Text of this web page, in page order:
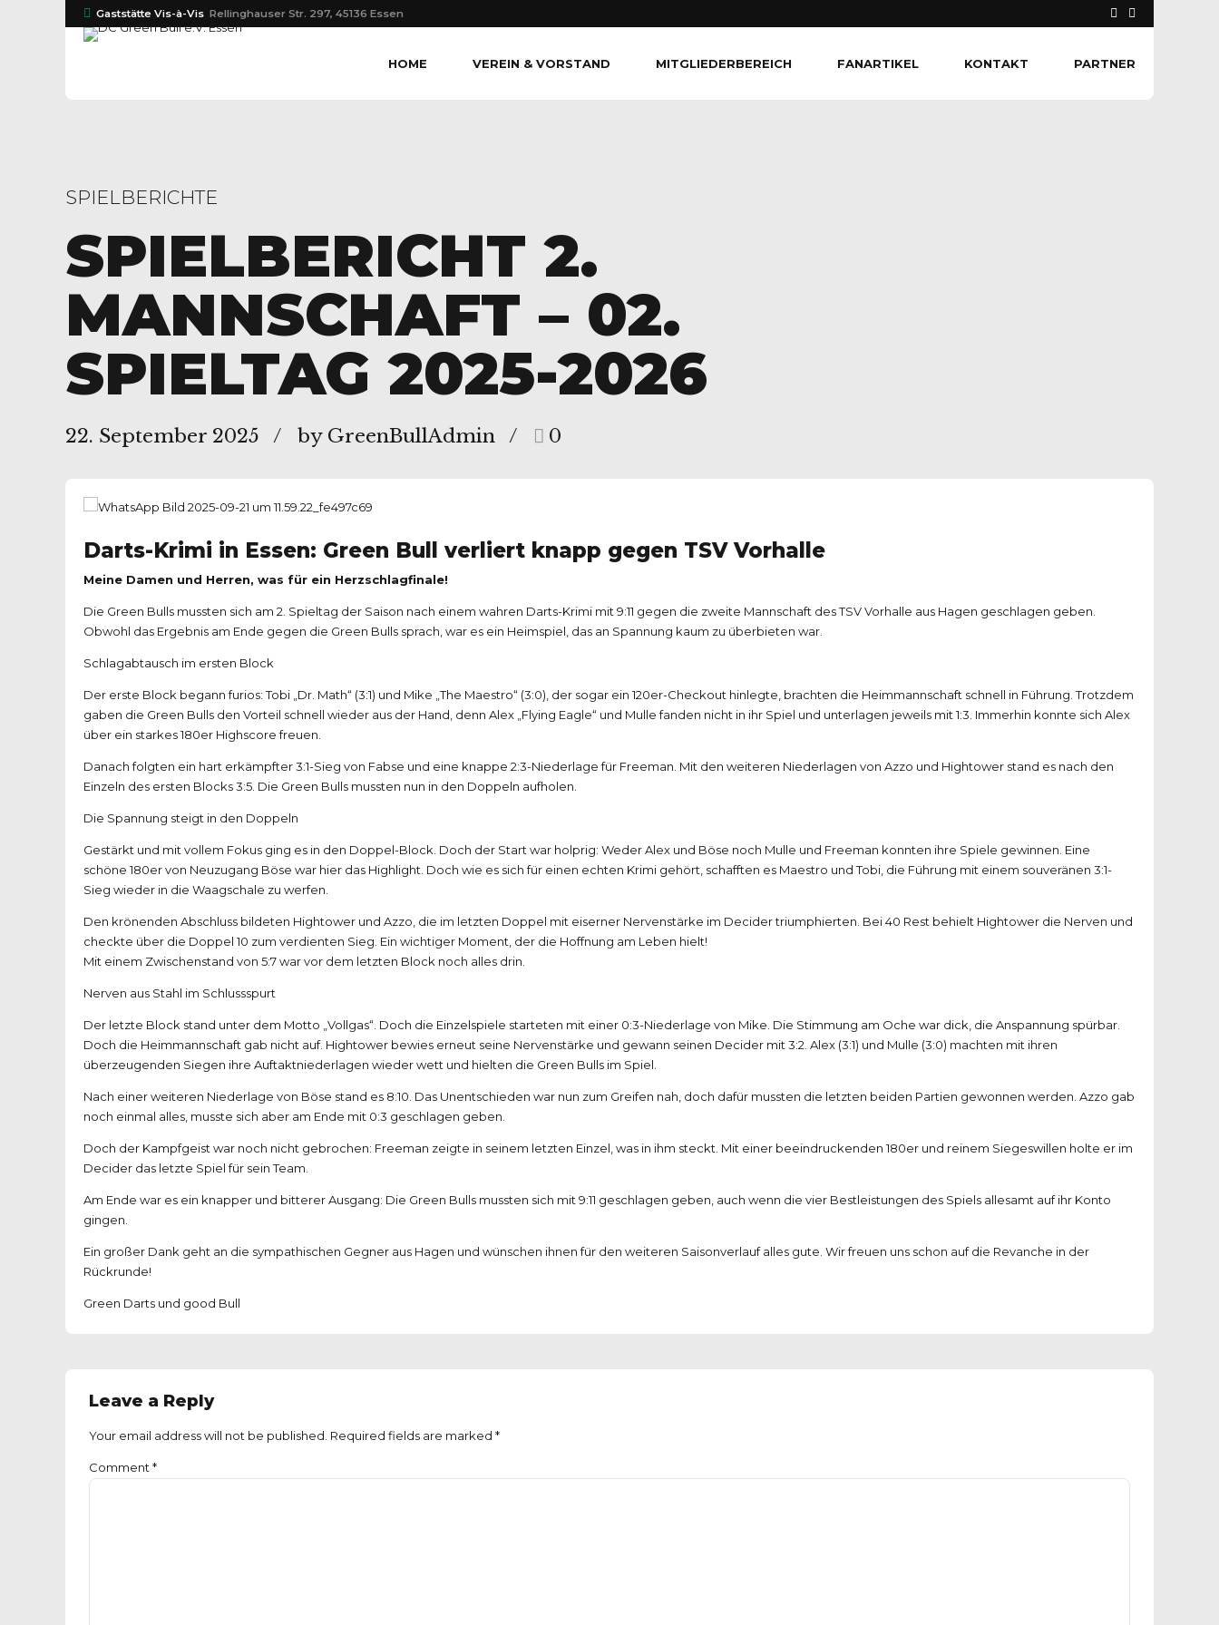
Gaststätte Vis-à-Vis Rellinghauser Str. 297, 45136 Essen
HOME VEREIN & VORSTAND MITGLIEDERBEREICH FANARTIKEL KONTAKT PARTNER
SPIELBERICHTE
SPIELBERICHT 2.
MANNSCHAFT – 02.
SPIELTAG 2025-2026
22. September 2025 by GreenBullAdmin 0
Darts-Krimi in Essen: Green Bull verliert knapp gegen TSV Vorhalle
​Meine Damen und Herren, was für ein Herzschlagfinale!
Die Green Bulls mussten sich am 2. Spieltag der Saison nach einem wahren Darts-Krimi mit 9:11 gegen die zweite Mannschaft des TSV Vorhalle aus Hagen geschlagen geben.
Obwohl das Ergebnis am Ende gegen die Green Bulls sprach, war es ein Heimspiel, das an Spannung kaum zu überbieten war.
S​chlagabtausch im ersten Block
​Der erste Block begann furios: Tobi „Dr. Math“ (3:1) und Mike „The Maestro“ (3:0), der sogar ein 120er-Checkout hinlegte, brachten die Heimmannschaft schnell in Führung. Trotzdem
gaben die Green Bulls den Vorteil schnell wieder aus der Hand, denn Alex „Flying Eagle“ und Mulle fanden nicht in ihr Spiel und unterlagen jeweils mit 1:3. Immerhin konnte sich Alex
über ein starkes 180er Highscore freuen.
​Danach folgten ein hart erkämpfter 3:1-Sieg von Fabse und eine knappe 2:3-Niederlage für Freeman. Mit den weiteren Niederlagen von Azzo und Hightower stand es nach den
Einzeln des ersten Blocks 3:5. Die Green Bulls mussten nun in den Doppeln aufholen.
​Die Spannung steigt in den Doppeln
​Gestärkt und mit vollem Fokus ging es in den Doppel-Block. Doch der Start war holprig: Weder Alex und Böse noch Mulle und Freeman konnten ihre Spiele gewinnen. Eine
schöne 180er von Neuzugang Böse war hier das Highlight. Doch wie es sich für einen echten Krimi gehört, schafften es Maestro und Tobi, die Führung mit einem souveränen 3:1-
Sieg wieder in die Waagschale zu werfen.
​Den krönenden Abschluss bildeten Hightower und Azzo, die im letzten Doppel mit eiserner Nervenstärke im Decider triumphierten. Bei 40 Rest behielt Hightower die Nerven und
checkte über die Doppel 10 zum verdienten Sieg. Ein wichtiger Moment, der die Hoffnung am Leben hielt!
​Mit einem Zwischenstand von 5:7 war vor dem letzten Block noch alles drin.
​Nerven aus Stahl im Schlussspurt
​Der letzte Block stand unter dem Motto „Vollgas“. Doch die Einzelspiele starteten mit einer 0:3-Niederlage von Mike. Die Stimmung am Oche war dick, die Anspannung spürbar.
Doch die Heimmannschaft gab nicht auf. Hightower bewies erneut seine Nervenstärke und gewann seinen Decider mit 3:2. Alex (3:1) und Mulle (3:0) machten mit ihren
überzeugenden Siegen ihre Auftaktniederlagen wieder wett und hielten die Green Bulls im Spiel.
​Nach einer weiteren Niederlage von Böse stand es 8:10. Das Unentschieden war nun zum Greifen nah, doch dafür mussten die letzten beiden Partien gewonnen werden. Azzo gab
noch einmal alles, musste sich aber am Ende mit 0:3 geschlagen geben.
​Doch der Kampfgeist war noch nicht gebrochen: Freeman zeigte in seinem letzten Einzel, was in ihm steckt. Mit einer beeindruckenden 180er und reinem Siegeswillen holte er im
Decider das letzte Spiel für sein Team.
​Am Ende war es ein knapper und bitterer Ausgang: Die Green Bulls mussten sich mit 9:11 geschlagen geben, auch wenn die vier Bestleistungen des Spiels allesamt auf ihr Konto
gingen.
​Ein großer Dank geht an die sympathischen Gegner aus Hagen und wünschen ihnen für den weiteren Saisonverlauf alles gute. Wir freuen uns schon auf die Revanche in der
Rückrunde!
Green Darts und good Bull
Leave a Reply
Your email address will not be published. Required fields are marked *
Comment *